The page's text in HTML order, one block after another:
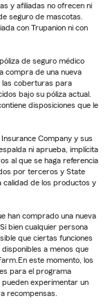
y afiliadas no ofrecen ni
seguro de mascotas.
con Trupanion ni con
de seguro médico
compra de una nueva
las coberturas para
bajo su póliza actual.
disposiciones que le
Company y sus
ni aprueba, implícita
al que se haga referencia
por terceros y State
calidad de los productos y
han comprado una nueva
bien cualquier persona
que ciertas funciones
a menos que
este momento, los
para el programa
pueden experimentar un
recompensas.